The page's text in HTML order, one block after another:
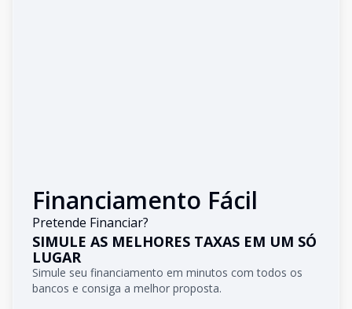
Financiamento Fácil
Pretende Financiar?
SIMULE AS MELHORES TAXAS EM UM SÓ
LUGAR
Simule seu financiamento em minutos com todos os
bancos e consiga a melhor proposta.